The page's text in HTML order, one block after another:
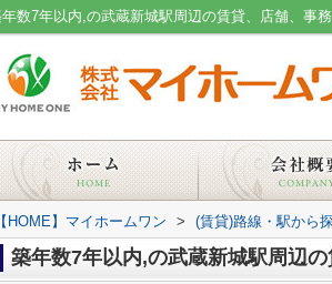
【HOME】マイホームワン > (賃貸)路線・駅から
築年数7年以内,の武蔵新城駅周辺